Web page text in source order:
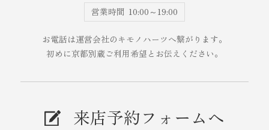
営業時間 10:00～19:00
お電話は運営会社のキモノハーツへ繋がります。
初めに京都別蔵ご利用希望とお伝えください。
来店予約フォームへ